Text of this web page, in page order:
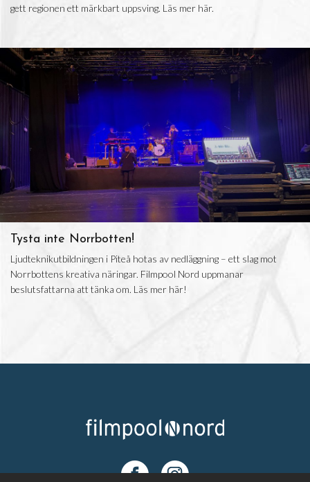
gett regionen ett märkbart uppsving. Läs mer här.
Tysta inte Norrbotten!
Ljudteknikutbildningen i Piteå hotas av nedläggning – ett slag mot
Norrbottens kreativa näringar. Filmpool Nord uppmanar
beslutsfattarna att tänka om. Läs mer här!